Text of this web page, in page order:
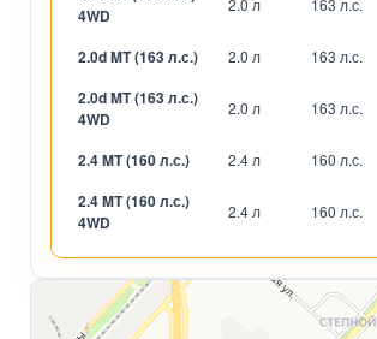
4WD
2.0 л 163 л.с.
2.0d MT (163 л.с.) 2.0 л 163 л.с.
2.0d MT (163 л.с.)
4WD
2.0 л 163 л.с.
2.4 MT (160 л.с.) 2.4 л 160 л.с.
2.4 MT (160 л.с.)
4WD
2.4 л 160 л.с.